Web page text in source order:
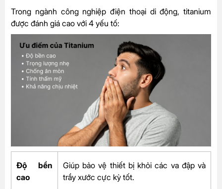
Trong ngành công nghiệp điện thoại di động, titanium
được đánh giá cao với 4 yếu tố:
Độ bền
cao
Giúp bảo vệ thiết bị khỏi các va đập và
trầy xước cực kỳ tốt.